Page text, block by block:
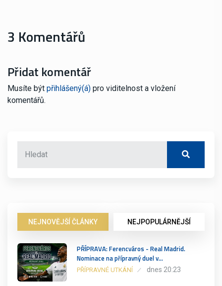
3 Komentářů
Přidat komentář
Musíte být přihlášený(á) pro viditelnost a vložení
komentářů.
NEJNOVĚJŠÍ ČLÁNKY NEJPOPULÁRNĚJŠÍ
PŘÍPRAVA: Ferencváros - Real Madrid.
Nominace na přípravný duel v…
PŘÍPRAVNÉ UTKÁNÍ dnes 20:23